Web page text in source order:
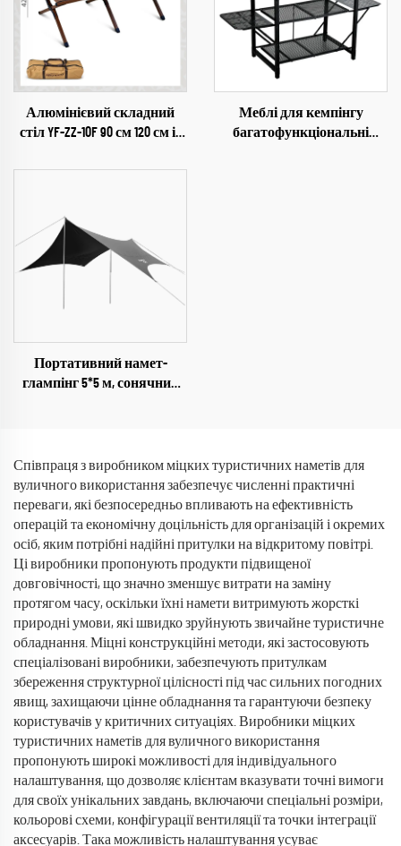
Алюмінієвий складний
стіл YF-ZZ-10F 90 см 120 см із
Меблі для кемпінгу
багатофункціональні
Портативний намет-
глампінг 5*5 м, сонячний
Співпраця з виробником міцких туристичних наметів для
вуличного використання забезпечує численні практичні
переваги, які безпосередньо впливають на ефективність
операцій та економічну доцільність для організацій і окремих
осіб, яким потрібні надійні притулки на відкритому повітрі.
Ці виробники пропонують продукти підвищеної
довговічності, що значно зменшує витрати на заміну
протягом часу, оскільки їхні намети витримують жорсткі
природні умови, які швидко зруйнують звичайне туристичне
обладнання. Міцні конструкційні методи, які застосовують
спеціалізовані виробники, забезпечують притулкам
збереження структурної цілісності під час сильних погодних
явищ, захищаючи цінне обладнання та гарантуючи безпеку
користувачів у критичних ситуаціях. Виробники міцких
туристичних наметів для вуличного використання
пропонують широкі можливості для індивідуального
налаштування, що дозволяє клієнтам вказувати точні вимоги
для своїх унікальних завдань, включаючи спеціальні розміри,
кольорові схеми, конфігурації вентиляції та точки інтеграції
аксесуарів. Така можливість налаштування усуває